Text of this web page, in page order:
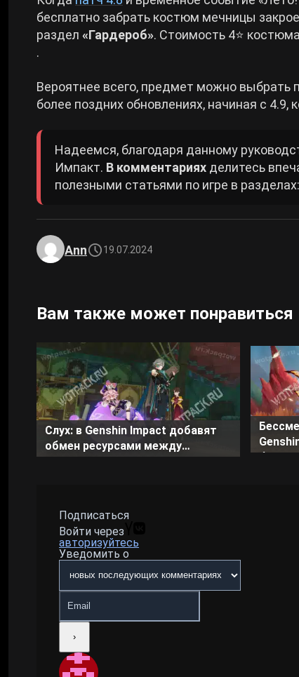
бесплатно забрать костюм мечницы
раздел «Гардероб». Стоимость 4⭐
.
Вероятнее всего, предмет можно выбрать
более поздних обновлениях, начиная с 4.9,
Надеемся, благодаря данному
Импакт. В комментариях делитесь
полезными статьями по игре в разделах:
Ann 19.07.2024
Вам также может понравиться
Слух: в Genshin Impact добавят
обмен ресурсами между
игроками
Подписаться
Войти через
авторизуйтесь
Уведомить о